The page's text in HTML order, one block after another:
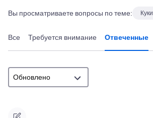
Вы просматриваете вопросы по теме: Куки
Все Требуется внимание Отвеченные